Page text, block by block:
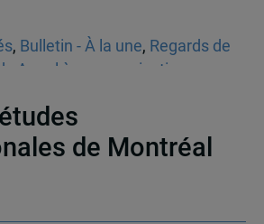
, Bulletin - À la une, Regards de
Appel à communications
de Montréal